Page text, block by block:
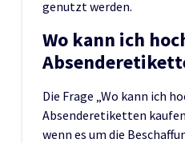
genutzt werden.
Wo kann ich
Die Frage „Wo kann ich
Absenderetiketten
wenn es um die